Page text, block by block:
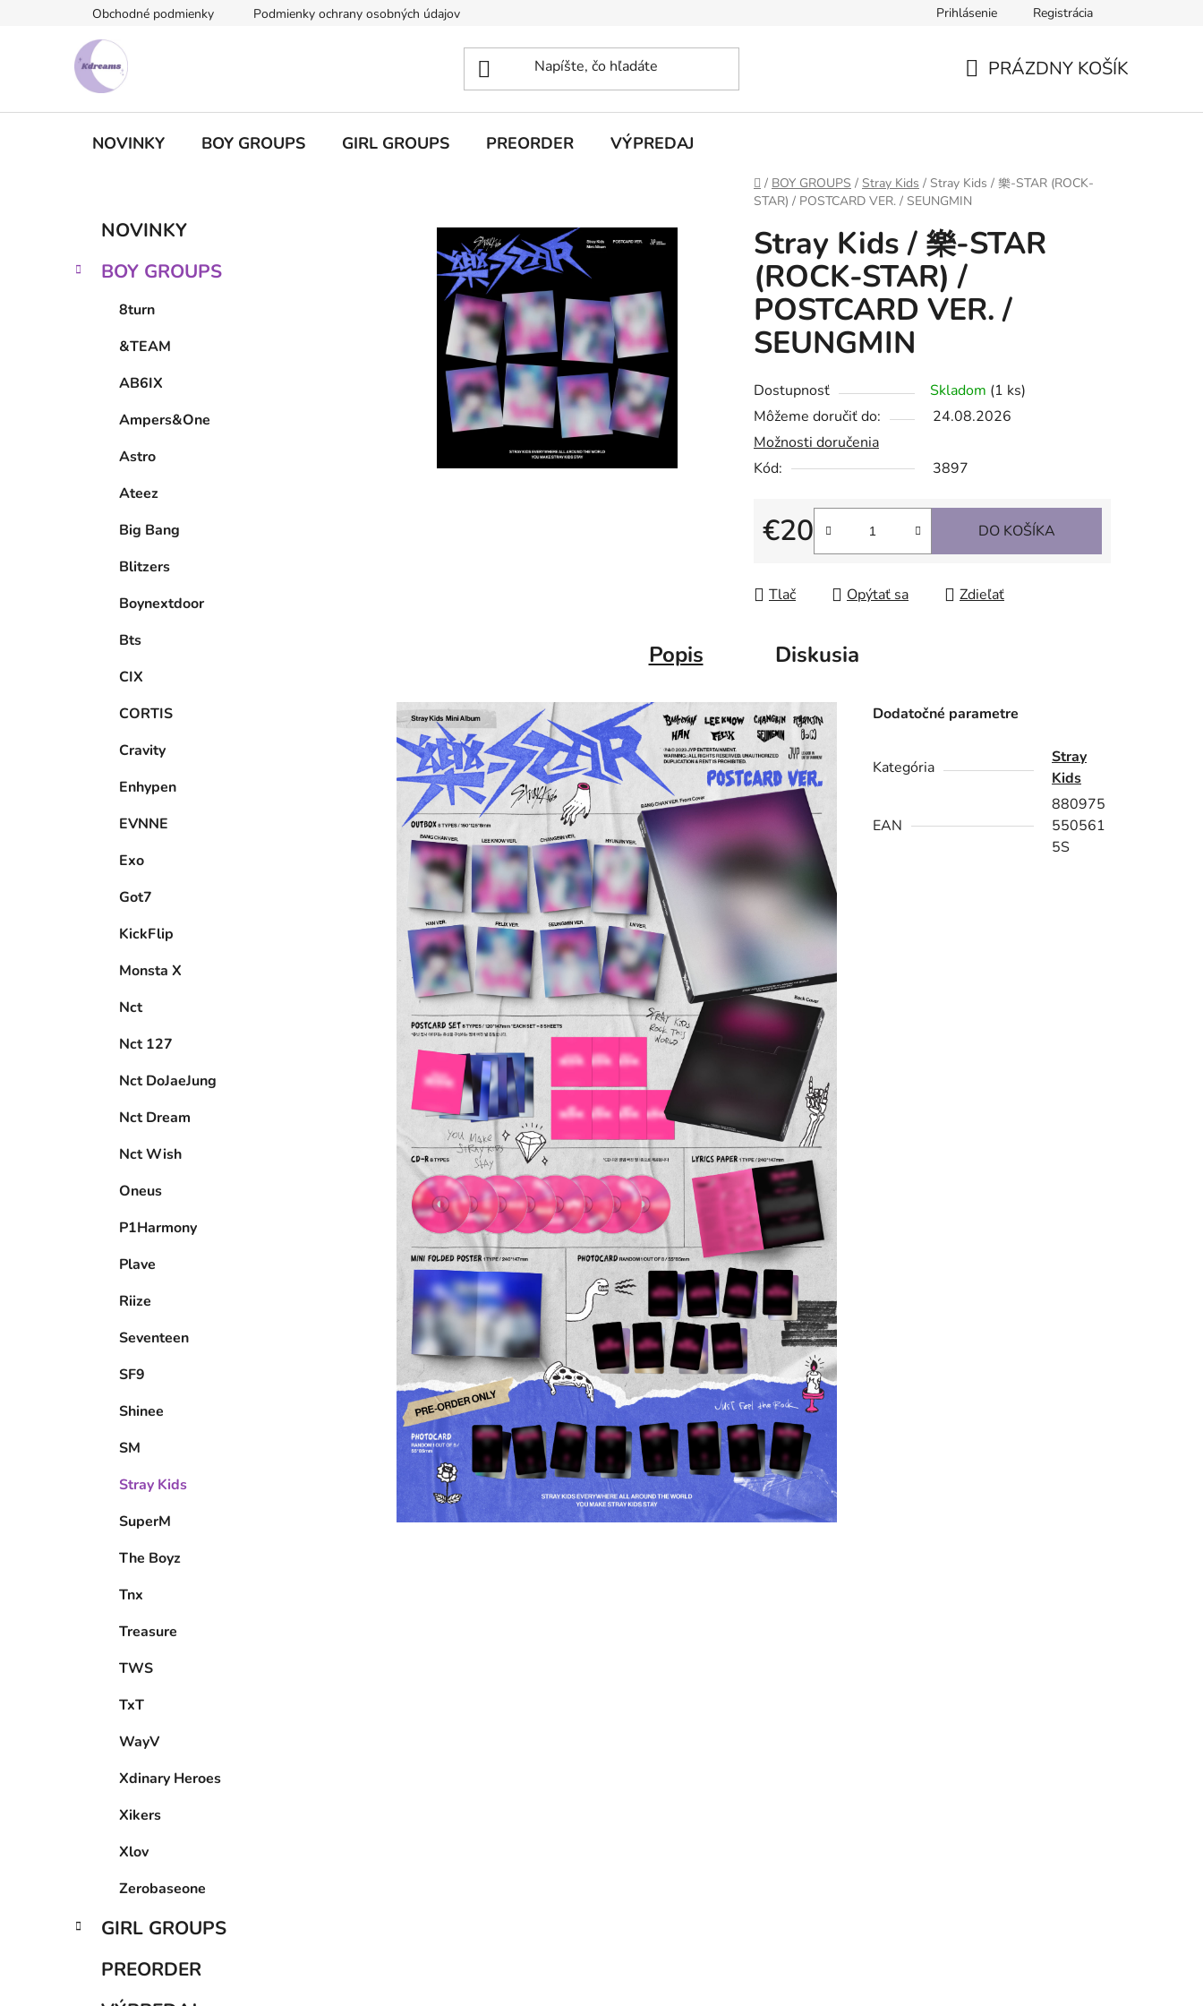
Obchodné podmienky Podmienky ochrany osobných údajov Prihlásenie Registrácia
PRÁZDNY KOŠÍK
NOVINKY BOY GROUPS GIRL GROUPS PREORDER VÝPREDAJ
Domov
/ BOY GROUPS / Stray Kids / Stray Kids / 樂-STAR (ROCK-
STAR) / POSTCARD VER. / SEUNGMIN
č
Preskočiť
kategórie
e
NOVINKY
BOY GROUPS
8turn
&TEAM
AB6IX
Ampers&One
Astro
Ateez
Big Bang
Blitzers
Boynextdoor
Bts
CIX
CORTIS
Cravity
Enhypen
EVNNE
Exo
Got7
KickFlip
Monsta X
Nct
Nct 127
Nct DoJaeJung
Nct Dream
Nct Wish
Oneus
P1Harmony
Plave
Riize
Seventeen
SF9
Shinee
SM
Stray Kids
SuperM
The Boyz
Tnx
Treasure
TWS
TxT
WayV
Xdinary Heroes
Xikers
Xlov
Zerobaseone
GIRL GROUPS
PREORDER
Stray Kids / 樂-STAR
(ROCK-STAR) /
POSTCARD VER. /
SEUNGMIN
Dostupnosť Skladom (1 ks)
Môžeme doručiť do:
24.08.2026
Možnosti doručenia
Kód:
3897
€20
Jednotková cena:
DO KOŠÍKA
Tlač Opýtať sa Zdieľať
Popis Diskusia
Dodatočné parametre
Kategória
Stray
Kids
EAN
880975
550561
5S